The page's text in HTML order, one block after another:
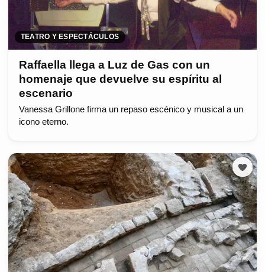
TEATRO Y ESPECTÁCULOS
Raffaella llega a Luz de Gas con un
homenaje que devuelve su espíritu al
escenario
Vanessa Grillone firma un repaso escénico y musical a un
icono eterno.